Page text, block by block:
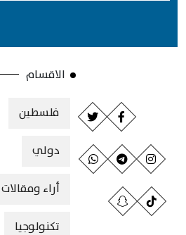
الاقسام
فلسطين
دولي
أراء ومقالات
تكنولوجيا